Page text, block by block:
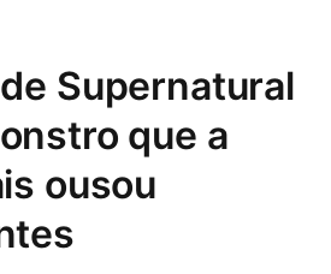
Supernatural
que a
ousou